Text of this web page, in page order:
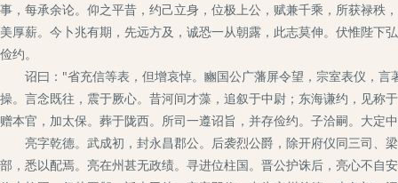
事，每承余论。仰之平昔，约己立身，位极上公，赋兼千乘，所获禄秩
美厚薪。今卜兆有期，先远方及，诚恐一从朝露，此志莫伸。伏惟陛
俭约。
诏曰："省充信等表，但增哀悼。豳国公广藩屏令望，宗室表仪，言
操。言念既往，震于厥心。昔河间才藻，追叙于中尉；东海谦约，见
赠本官，加太保。葬于陇西。所司一遵诏旨，并存俭约。子洽嗣。大定
亮字乾德。武成初，封永昌郡公。后袭烈公爵，除开府仪同三司、
部，悉以配焉。亮在州甚无政绩。寻进位柱国。晋公护诛后，亮心不自